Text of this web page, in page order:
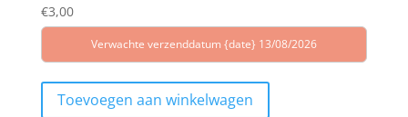
€3,00
Verwachte verzenddatum {date} 13/08/2026
Toevoegen aan winkelwagen